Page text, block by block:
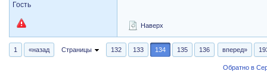
Гость
Наверх
1 «назад Страницы 132 133 134 135 136 вперед»
Обратно в